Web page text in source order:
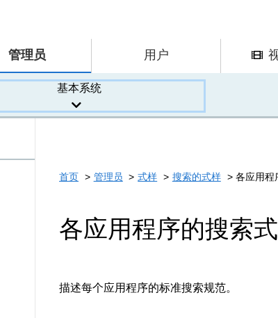
管理员 用户
基本系统
首页 管理员 式样 搜索的式样 各应用程
各应用程序的搜索
描述每个应用程序的标准搜索规范。